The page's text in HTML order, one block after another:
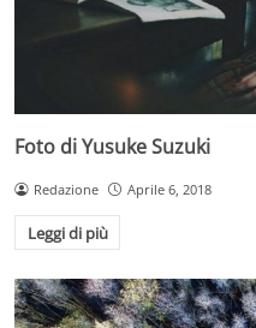
Foto di Yusuke Suzuki
Redazione Aprile 6, 2018
Leggi di più